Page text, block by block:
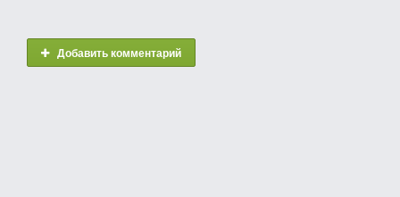
Добавить комментарий